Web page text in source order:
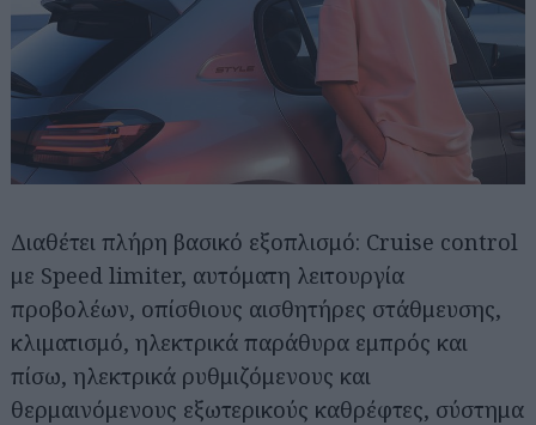
Διαθέτει πλήρη βασικό εξοπλισμό: Cruise control
με Speed limiter, αυτόματη λειτουργία
προβολέων, οπίσθιους αισθητήρες στάθμευσης,
κλιματισμό, ηλεκτρικά παράθυρα εμπρός και
πίσω, ηλεκτρικά ρυθμιζόμενους και
θερμαινόμενους εξωτερικούς καθρέφτες, σύστημα